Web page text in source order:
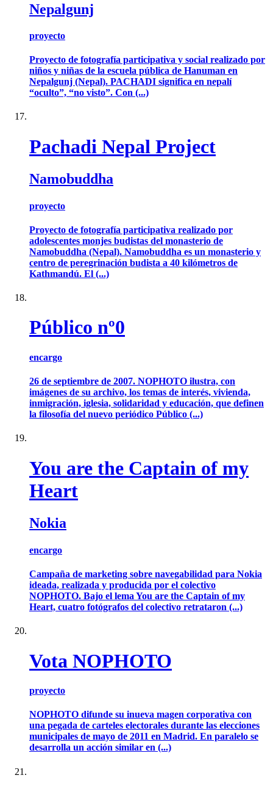
Nepalgunj
proyecto
Proyecto de fotografía participativa y social realizado por
niños y niñas de la escuela pública de Hanuman en
Nepalgunj (Nepal). PACHADI significa en nepalí
“oculto”, “no visto”. Con (...)
Pachadi Nepal Project
Namobuddha
proyecto
Proyecto de fotografía participativa realizado por
adolescentes monjes budistas del monasterio de
Namobuddha (Nepal). Namobuddha es un monasterio y
centro de peregrinación budista a 40 kilómetros de
Kathmandú. El (...)
Público nº0
encargo
26 de septiembre de 2007. NOPHOTO ilustra, con
imágenes de su archivo, los temas de interés, vivienda,
inmigración, iglesia, solidaridad y educación, que definen
la filosofía del nuevo periódico Público (...)
You are the Captain of my
Heart
Nokia
encargo
Campaña de marketing sobre navegabilidad para Nokia
ideada, realizada y producida por el colectivo
NOPHOTO. Bajo el lema You are the Captain of my
Heart, cuatro fotógrafos del colectivo retrataron (...)
Vota NOPHOTO
proyecto
NOPHOTO difunde su inueva magen corporativa con
una pegada de carteles electorales durante las elecciones
municipales de mayo de 2011 en Madrid. En paralelo se
desarrolla un acción similar en (...)